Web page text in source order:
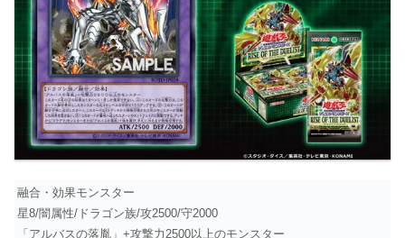
融合・効果モンスター
星8/闇属性/ドラゴン族/攻2500/守2000
「アルバスの落胤」+攻撃力2500以上のモンスター